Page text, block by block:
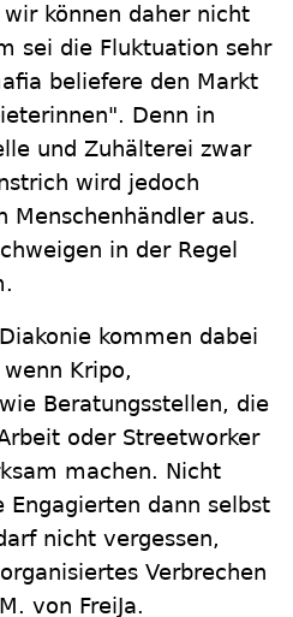
können daher nicht
sei die Fluktuation sehr
beliefere den Markt
Denn in
und Zuhälterei zwar
wird jedoch
Menschenhändler aus.
in der Regel
kommen dabei
Kripo,
Beratungsstellen, die
oder Streetworker
machen. Nicht
Engagierten dann selbst
nicht vergessen,
Verbrechen
von FreiJa.